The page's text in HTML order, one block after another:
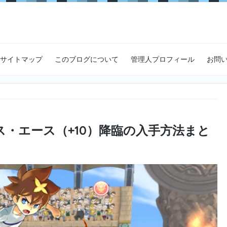
サイトマップ このブログについて 管理人プロフィール お問
エース（+10）降臨の入手方法まと